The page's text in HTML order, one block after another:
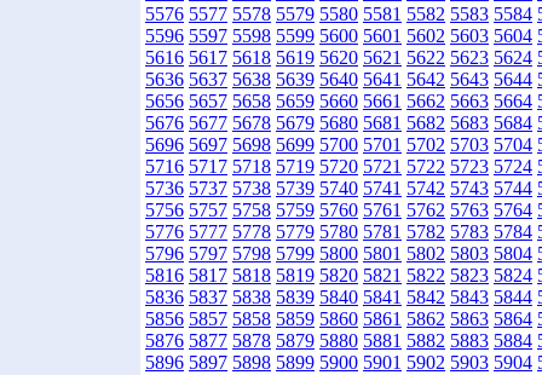
5576 5577 5578 5579 5580 5581 5582 5583 5584
5596 5597 5598 5599 5600 5601 5602 5603 5604
5616 5617 5618 5619 5620 5621 5622 5623 5624
5636 5637 5638 5639 5640 5641 5642 5643 5644
5656 5657 5658 5659 5660 5661 5662 5663 5664
5676 5677 5678 5679 5680 5681 5682 5683 5684
5696 5697 5698 5699 5700 5701 5702 5703 5704
5716 5717 5718 5719 5720 5721 5722 5723 5724
5736 5737 5738 5739 5740 5741 5742 5743 5744
5756 5757 5758 5759 5760 5761 5762 5763 5764
5776 5777 5778 5779 5780 5781 5782 5783 5784
5796 5797 5798 5799 5800 5801 5802 5803 5804
5816 5817 5818 5819 5820 5821 5822 5823 5824
5836 5837 5838 5839 5840 5841 5842 5843 5844
5856 5857 5858 5859 5860 5861 5862 5863 5864
5876 5877 5878 5879 5880 5881 5882 5883 5884
5896 5897 5898 5899 5900 5901 5902 5903 5904